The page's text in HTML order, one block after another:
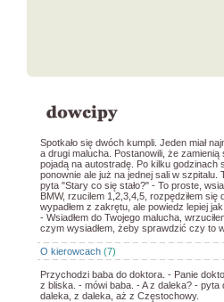
Spotkało się dwóch kumpli. Jeden miał
a drugi malucha. Postanowili, że zamienią
pojadą na autostradę. Po kilku godzinach
ponownie ale już na jednej sali w szpitalu.
pyta "Stary co się stało?" - To proste,
BMW, rzucilem 1,2,3,4,5, rozpędziłem się
wypadłem z zakrętu, ale powiedz lepiej jak
- Wsiadłem do Twojego malucha,
czym wysiadłem, żeby sprawdzić czy to
O kierowcach (7)
Przychodzi baba do doktora. - Panie
z bliska. - mówi baba. - A z daleka? - pyta
daleka, z daleka, aż z Częstochowy.